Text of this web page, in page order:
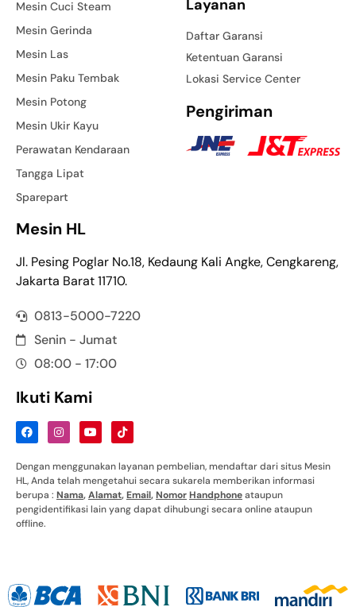
Mesin Cuci Steam
Mesin Gerinda
Mesin Las
Mesin Paku Tembak
Mesin Potong
Mesin Ukir Kayu
Perawatan Kendaraan
Tangga Lipat
Sparepart
Layanan
Daftar Garansi
Ketentuan Garansi
Lokasi Service Center
Pengiriman
Mesin HL
Jl. Pesing Poglar No.18, Kedaung Kali Angke, Cengkareng,
Jakarta Barat 11710.
0813-5000-7220
Senin - Jumat
08:00 - 17:00
Ikuti Kami
Dengan menggunakan layanan pembelian, mendaftar dari situs Mesin
HL, Anda telah mengetahui secara sukarela memberikan informasi
berupa : Nama,Alamat,Email,NomorHandphoneataupun
pengidentifikasi lain yang dapat dihubungi secara online ataupun
offline.